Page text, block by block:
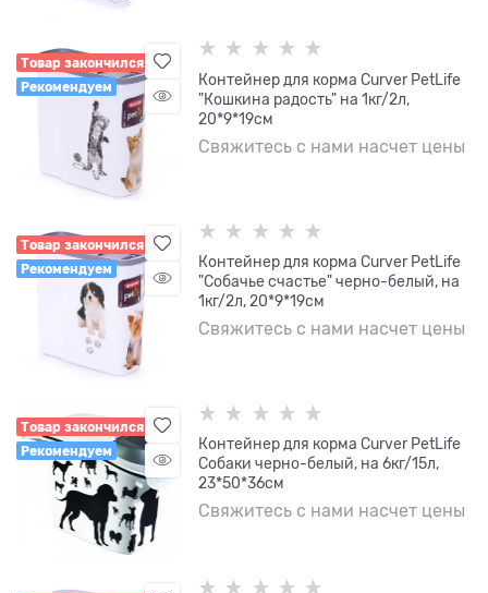
Товар закончился
Рекомендуем
Контейнер для корма Curver PetLife
"Кошкина радость" на 1кг/2л,
20*9*19см
Свяжитесь с нами насчет цены
Товар закончился
Рекомендуем
Контейнер для корма Curver PetLife
"Собачье счастье" черно-белый, на
1кг/2л, 20*9*19см
Свяжитесь с нами насчет цены
Товар закончился
Рекомендуем
Контейнер для корма Curver PetLife
Собаки черно-белый, на 6кг/15л,
23*50*36см
Свяжитесь с нами насчет цены